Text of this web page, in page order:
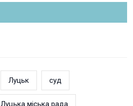
Луцьк суд
Луцька міська рада